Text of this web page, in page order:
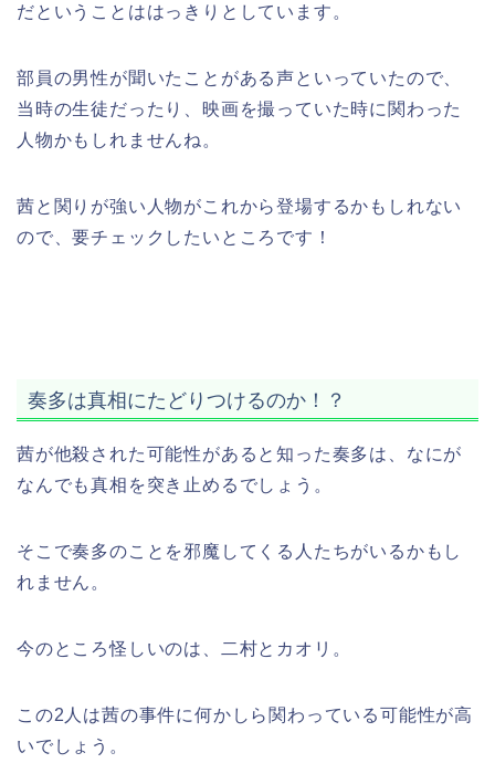
だということははっきりとしています。
部員の男性が聞いたことがある声といっていたので、
当時の生徒だったり、映画を撮っていた時に関わった
人物かもしれませんね。
茜と関りが強い人物がこれから登場するかもしれない
ので、要チェックしたいところです！
奏多は真相にたどりつけるのか！？
茜が他殺された可能性があると知った奏多は、なにが
なんでも真相を突き止めるでしょう。
そこで奏多のことを邪魔してくる人たちがいるかもし
れません。
今のところ怪しいのは、二村とカオリ。
この2人は茜の事件に何かしら関わっている可能性が高
いでしょう。